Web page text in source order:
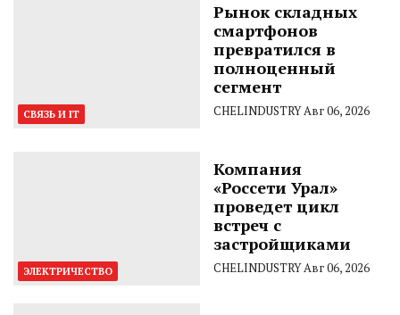
СВЯЗЬ И IT
Рынок складных
смартфонов
превратился в
полноценный
сегмент
CHELINDUSTRYАвг 06, 2026
ЭЛЕКТРИЧЕСТВО
Компания
«Россети Урал»
проведет цикл
встреч с
застройщиками
CHELINDUSTRYАвг 06, 2026